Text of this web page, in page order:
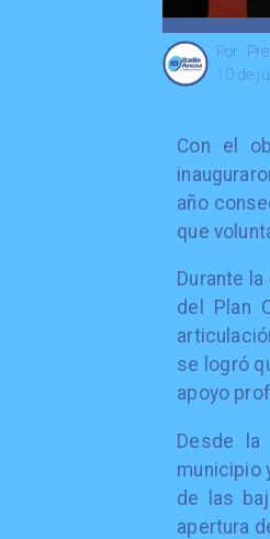
Por
10 de
Con el
año
que
Durante
del Plan
se logró
apoyo
Desde la
municipio
de las
apertura